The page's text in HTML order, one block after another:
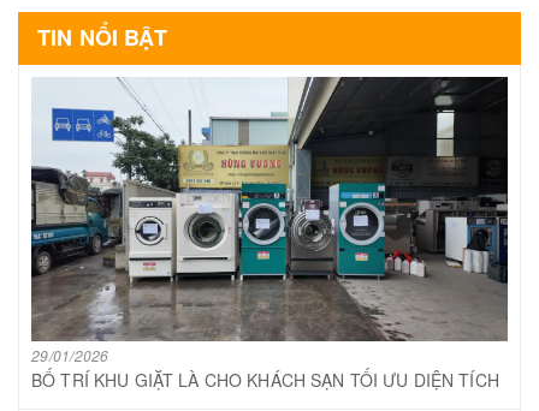
TIN NỔI BẬT
29/01/2026
BỐ TRÍ KHU GIẶT LÀ CHO KHÁCH SẠN TỐI ƯU DIỆN TÍCH